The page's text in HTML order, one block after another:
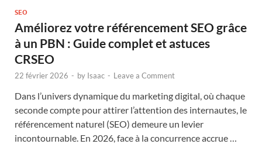
SEO
Améliorez votre référencement SEO grâce
à un PBN : Guide complet et astuces
CRSEO
22 février 2026 - by Isaac - Leave a Comment
Dans l’univers dynamique du marketing digital, où chaque
seconde compte pour attirer l’attention des internautes, le
référencement naturel (SEO) demeure un levier
incontournable. En 2026, face à la concurrence accrue …